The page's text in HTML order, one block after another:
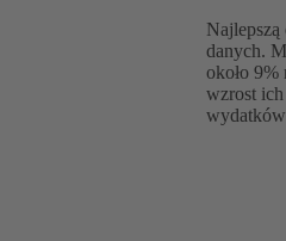
danych.
około 9%
wzrost